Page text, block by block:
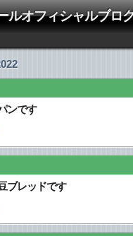
ルオフィシャルブロ
ンです
ブレッドです